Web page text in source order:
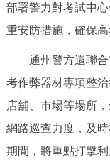
走進北京
綠色北京
多語種
ENGLISH
部署警力對考試中
重安防措施，確保
通州警方還聯
考作弊器材專項整
店舖、市場等場所
網路巡查力度，及
期間，將重點打擊